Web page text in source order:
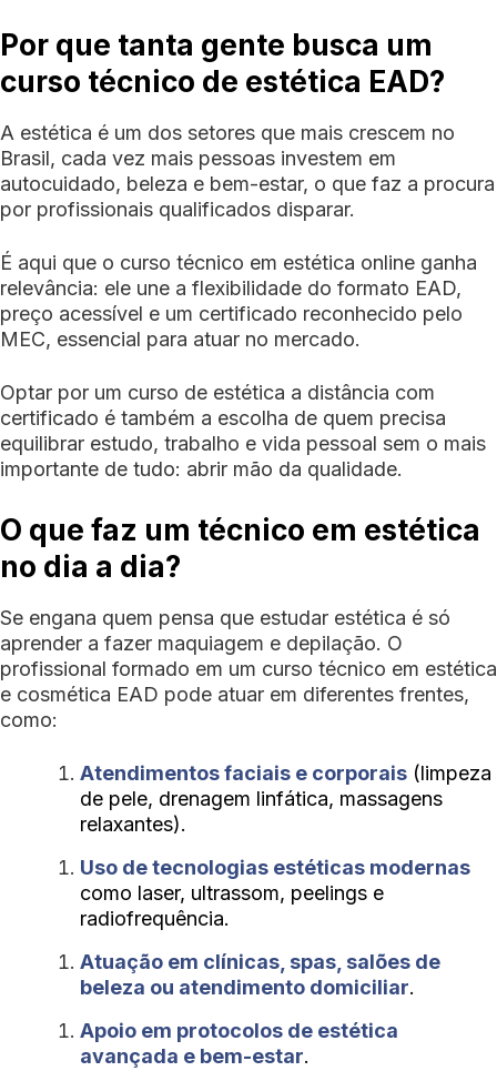
Por que tanta gente busca um
curso técnico de estética EAD?
A estética é um dos setores que mais crescem no
Brasil, cada vez mais pessoas investem em
autocuidado, beleza e bem-estar, o que faz a procura
por profissionais qualificados disparar.
É aqui que o curso técnico em estética online ganha
relevância: ele une a flexibilidade do formato EAD,
preço acessível e um certificado reconhecido pelo
MEC, essencial para atuar no mercado.
Optar por um curso de estética a distância com
certificado é também a escolha de quem precisa
equilibrar estudo, trabalho e vida pessoal sem o mais
importante de tudo: abrir mão da qualidade.
O que faz um técnico em estética
no dia a dia?
Se engana quem pensa que estudar estética é só
aprender a fazer maquiagem e depilação. O
profissional formado em um curso técnico em estética
e cosmética EAD pode atuar em diferentes frentes,
como:
Atendimentos faciais e corporais (limpeza
de pele, drenagem linfática, massagens
relaxantes).
Uso de tecnologias estéticas modernas
como laser, ultrassom, peelings e
radiofrequência.
Atuação em clínicas, spas, salões de
beleza ou atendimento domiciliar.
Apoio em protocolos de estética
avançada e bem-estar.